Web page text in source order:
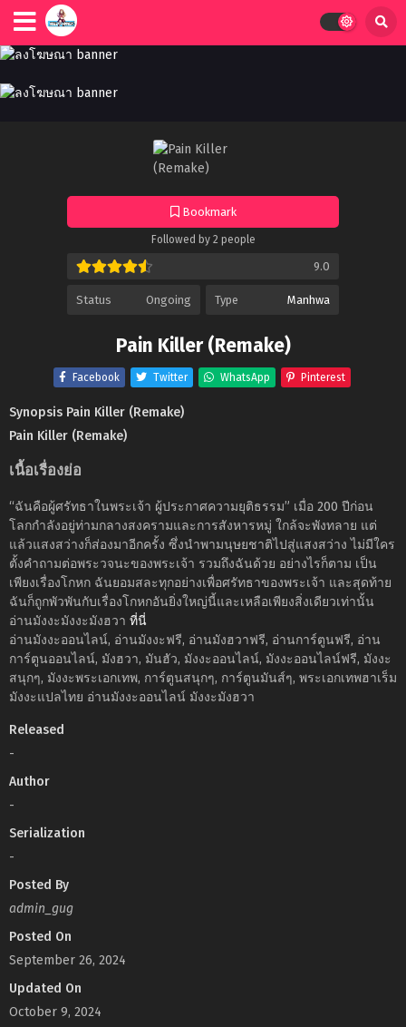
Bookmark
Followed by 2 people
9.0
Status Ongoing Type Manhwa
Pain Killer (Remake)
Facebook Twitter WhatsApp Pinterest
Synopsis Pain Killer (Remake)
Pain Killer (Remake)
เนื้อเรื่องย่อ
“ฉันคือผู้ศรัทธาในพระเจ้า ผู้ประกาศความยุติธรรม” เมื่อ 200 ปีก่อน
โลกกำลังอยู่ท่ามกลางสงครามและการสังหารหมู่ ใกล้จะพังทลาย แต่
แล้วแสงสว่างก็ส่องมาอีกครั้ง ซึ่งนำพามนุษยชาติไปสู่แสงสว่าง ไม่มีใคร
ตั้งคำถามต่อพระวจนะของพระเจ้า รวมถึงฉันด้วย อย่างไรก็ตาม เป็น
เพียงเรื่องโกหก ฉันยอมสละทุกอย่างเพื่อศรัทธาของพระเจ้า และสุดท้าย
ฉันก็ถูกพัวพันกับเรื่องโกหกอันยิ่งใหญ่นี้และเหลือเพียงสิ่งเดียวเท่านั้น
อ่านมังงะมังงะมังฮวา ที่นี่
อ่านมังงะออนไลน์, อ่านมังงะฟรี, อ่านมังฮวาฟรี, อ่านการ์ตูนฟรี, อ่าน
การ์ตูนออนไลน์, มังฮวา, มันฮัว, มังงะออนไลน์, มังงะออนไลน์ฟรี, มังงะ
สนุกๆ, มังงะพระเอกเทพ, การ์ตูนสนุกๆ, การ์ตูนมันส์ๆ, พระเอกเทพฮาเร็ม
มังงะแปลไทย อ่านมังงะออนไลน์ มังงะมังฮวา
Released
-
Author
-
Serialization
-
Posted By
admin_gug
Posted On
September 26, 2024
Updated On
October 9, 2024